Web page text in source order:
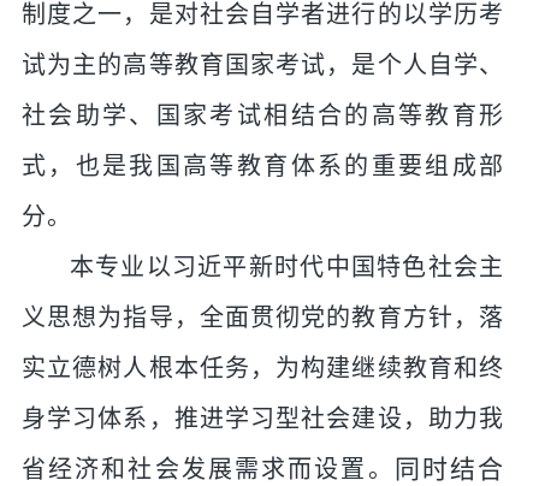
制度之一，是对社会自学者进行的以学历考
试为主的高等教育国家考试，是个人自学、
社会助学、
国家考试相结合的高等教育形
式，也是我国高等教育体系的重要组成部
分。
本专业以习近平新时代中国特色社会主
义思想为指导，全面贯彻党的教育方针，落
实立德树人根本任务，为构建继续教育和终
身学习体系，推进学习型社会建设，助力我
省经济和社会发展需求而设置。
同时结合